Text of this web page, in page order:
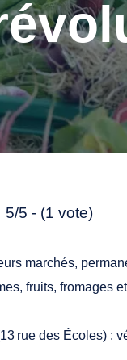
5/5 - (1 vote)
marchés,
fruits, fromages
rue des Écoles) :